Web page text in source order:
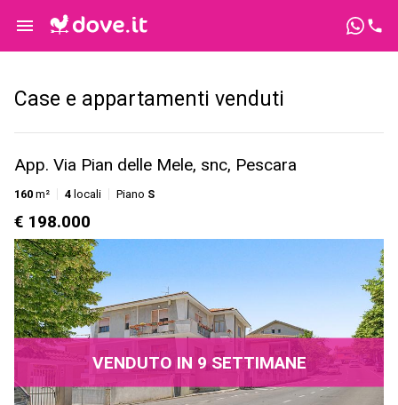
Case e appartamenti venduti
App. Via Pian delle Mele, snc, Pescara
160 m² 4 locali Piano S
€ 198.000
VENDUTO IN 9 SETTIMANE